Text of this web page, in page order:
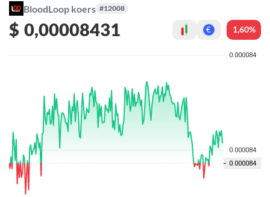
BloodLoop koers #12008
$ 0,00008431 € 1,60%